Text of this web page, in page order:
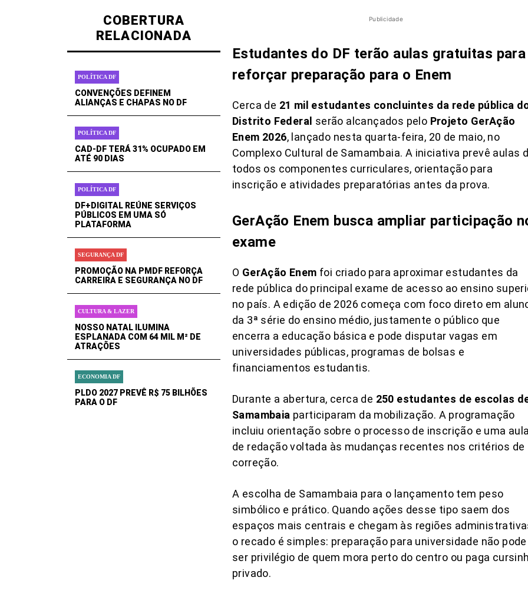
COBERTURA
RELACIONADA
POLÍTICA DF
CONVENÇÕES DEFINEM
ALIANÇAS E CHAPAS NO DF
POLÍTICA DF
CAD-DF TERÁ 31% OCUPADO EM
ATÉ 90 DIAS
POLÍTICA DF
DF+DIGITAL REÚNE SERVIÇOS
PÚBLICOS EM UMA SÓ
PLATAFORMA
SEGURANÇA DF
PROMOÇÃO NA PMDF REFORÇA
CARREIRA E SEGURANÇA NO DF
CULTURA & LAZER
NOSSO NATAL ILUMINA
ESPLANADA COM 64 MIL M² DE
ATRAÇÕES
ECONOMIA DF
PLDO 2027 PREVÊ R$ 75 BILHÕES
PARA O DF
Publicidade
Estudantes do DF terão aulas gratuitas para
reforçar preparação para o Enem
Cerca de 21 mil estudantes concluintes da rede pública
Distrito Federal serão alcançados pelo Projeto GerAção
Enem 2026, lançado nesta quarta-feira, 20 de maio, no
Complexo Cultural de Samambaia. A iniciativa prevê aulas
todos os componentes curriculares, orientação para
inscrição e atividades preparatórias antes da prova.
GerAção Enem busca ampliar participação
exame
O GerAção Enem foi criado para aproximar estudantes da
rede pública do principal exame de acesso ao ensino
no país. A edição de 2026 começa com foco direto em
da 3ª série do ensino médio, justamente o público que
encerra a educação básica e pode disputar vagas em
universidades públicas, programas de bolsas e
financiamentos estudantis.
Durante a abertura, cerca de 250 estudantes de escolas
Samambaia participaram da mobilização. A programação
incluiu orientação sobre o processo de inscrição e uma aula
de redação voltada às mudanças recentes nos critérios de
correção.
A escolha de Samambaia para o lançamento tem peso
simbólico e prático. Quando ações desse tipo saem dos
espaços mais centrais e chegam às regiões
o recado é simples: preparação para universidade não pode
ser privilégio de quem mora perto do centro ou paga
privado.